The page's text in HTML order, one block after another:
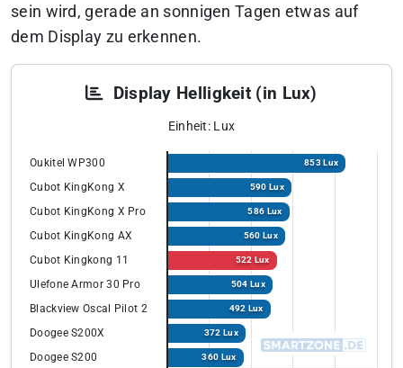
sein wird, gerade an sonnigen Tagen etwas auf
dem Display zu erkennen.
Display Helligkeit (in Lux)
Einheit: Lux
Oukitel WP300 853 Lux
Cubot KingKong X 590 Lux
Cubot KingKong X Pro 586 Lux
Cubot KingKong AX 560 Lux
Cubot Kingkong 11 522 Lux
Ulefone Armor 30 Pro 504 Lux
Blackview Oscal Pilot 2 492 Lux
Doogee S200X 372 Lux
Doogee S200 360 Lux